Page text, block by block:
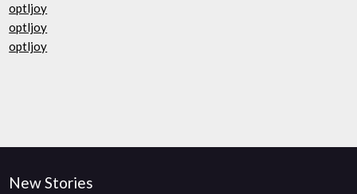
optljoy
optljoy
optljoy
New Stories